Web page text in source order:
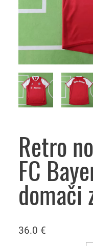
Retro
FC
domači
36.0 €